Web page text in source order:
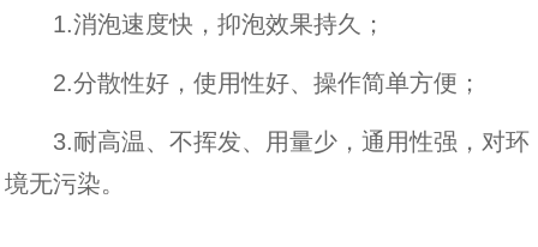
1.消泡速度快，抑泡效果持久；
2.分散性好，使用性好、操作简单方便；
3.耐高温、不挥发、用量少，通用性强，对环
境无污染。